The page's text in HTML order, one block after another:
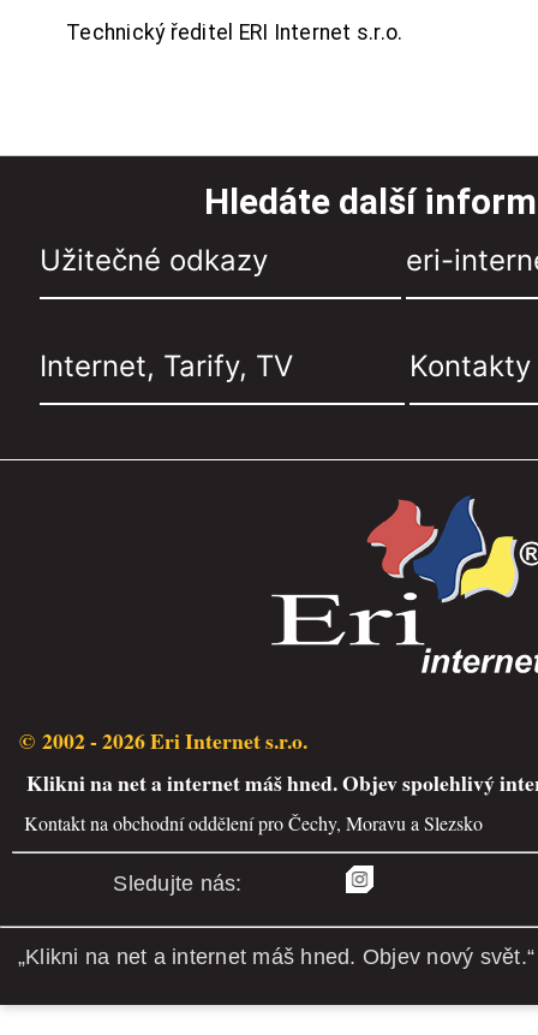
Technický ředitel ERI Internet s.r.o.
Hledáte další
Užitečné odkazy eri-
Internet, Tarify, TV Kontakty
© 2002 - 2026 Eri Internet s.r.o.
Klikni na net a internet máš hned. Objev spolehlivý
Kontakt na obchodní oddělení pro Čechy, Moravu a Slezsko
Sledujte nás:
„Klikni na net a internet máš hned. Objev nový svět.“